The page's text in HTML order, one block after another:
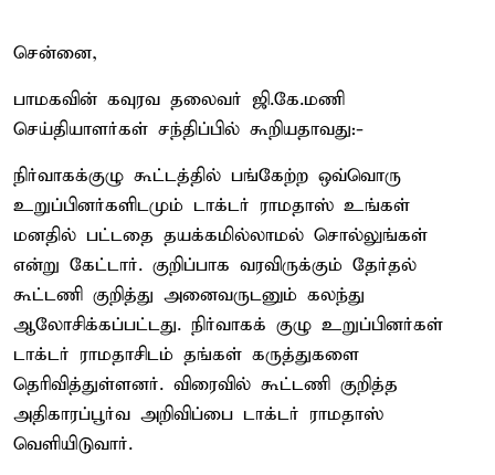
சென்னை,
பாமகவின் கவுரவ தலைவர் ஜி.கே.மணி
செய்தியாளர்கள் சந்திப்பில் கூறியதாவது:-
நிர்வாகக்குழு கூட்டத்தில் பங்கேற்ற ஒவ்வொரு
உறுப்பினர்களிடமும் டாக்டர் ராமதாஸ் உங்கள்
மனதில் பட்டதை தயக்கமில்லாமல் சொல்லுங்கள்
என்று கேட்டார். குறிப்பாக வரவிருக்கும் தேர்தல்
கூட்டணி குறித்து அனைவருடனும் கலந்து
ஆலோசிக்கப்பட்டது. நிர்வாகக் குழு உறுப்பினர்கள்
டாக்டர் ராமதாசிடம் தங்கள் கருத்துகளை
தெரிவித்துள்ளனர். விரைவில் கூட்டணி குறித்த
அதிகாரப்பூர்வ அறிவிப்பை டாக்டர் ராமதாஸ்
வெளியிடுவார்.